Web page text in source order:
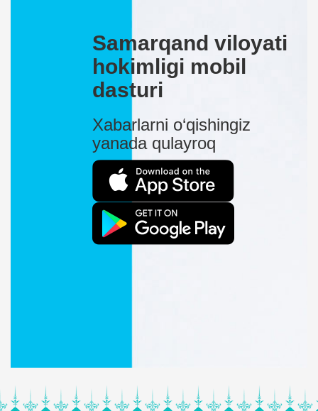
Samarqand viloyati
hokimligi mobil
dasturi
Xabarlarni o‘qishingiz
yanada qulayroq